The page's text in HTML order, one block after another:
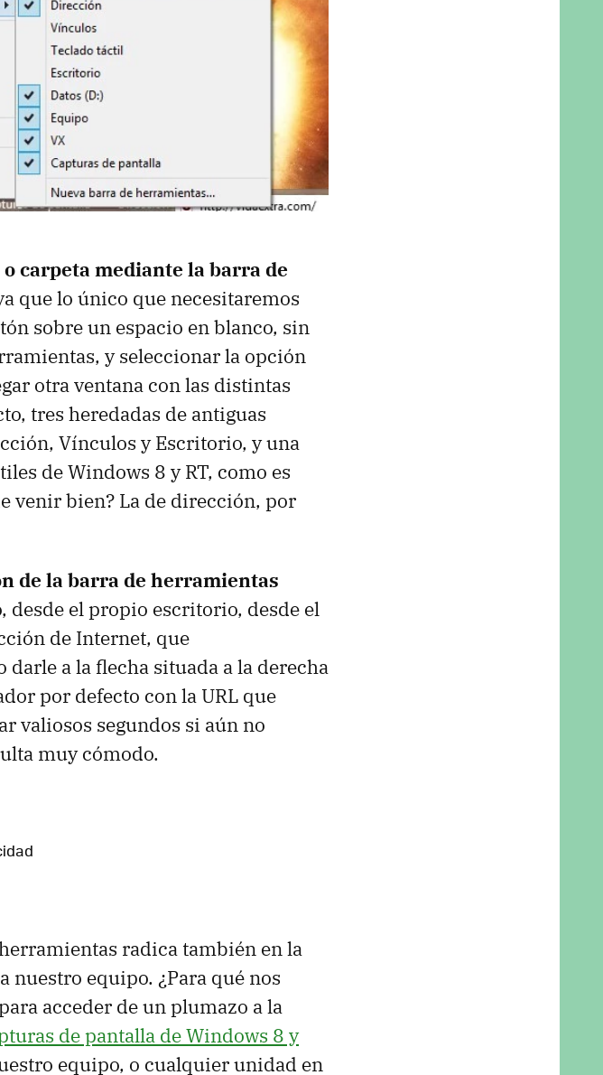
carpeta mediante la barra de
que lo único que necesitaremos
sobre un espacio en blanco, sin
y seleccionar la opción
otra ventana con las distintas
tres heredadas de antiguas
Vínculos y Escritorio, y una
de Windows 8 y RT, como es
venir bien? La de dirección, por
de la barra de herramientas
el propio escritorio, desde el
de Internet, que
a la flecha situada a la derecha
por defecto con la URL que
valiosos segundos si aún no
muy cómodo.
radica también en la
equipo. ¿Para qué nos
acceder de un plumazo a la
de pantalla de Windows 8 y
equipo, o cualquier unidad en